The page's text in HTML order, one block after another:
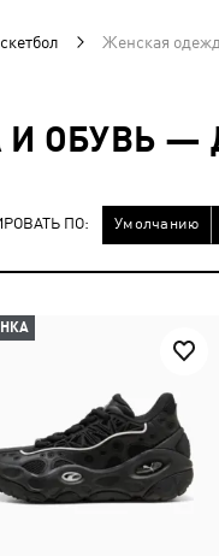
Женская
ОБУВЬ —
ПО: Умолчанию